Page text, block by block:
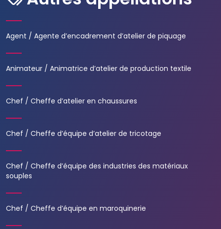
Agent / Agente d’encadrement d’atelier de piquage
Animateur / Animatrice d’atelier de production textile
Chef / Cheffe d’atelier en chaussures
Chef / Cheffe d’équipe d’atelier de tricotage
Chef / Cheffe d’équipe des industries des matériaux
souples
Chef / Cheffe d’équipe en maroquinerie